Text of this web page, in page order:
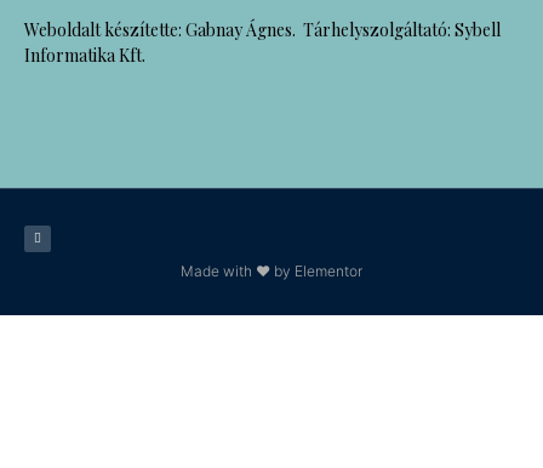
Weboldalt készítette: Gabnay Ágnes. Tárhelyszolgáltató: Sybell
Informatika Kft.
Made with ❤ by Elementor